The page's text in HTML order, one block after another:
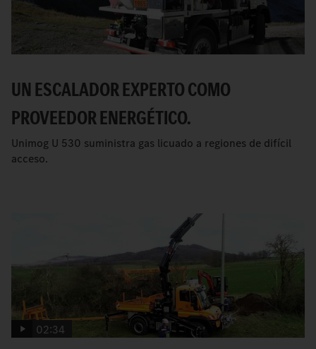
UN ESCALADOR EXPERTO COMO
PROVEEDOR ENERGÉTICO.
Unimog U 530 suministra gas licuado a regiones de difícil
acceso.
02:34